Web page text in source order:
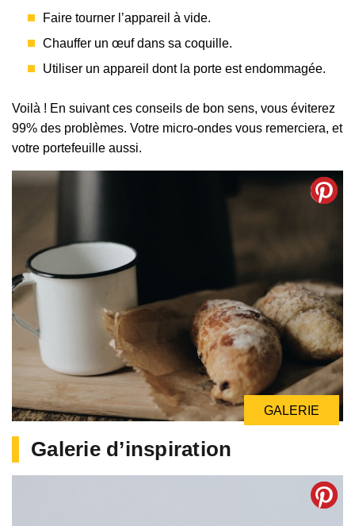
Faire tourner l’appareil à vide.
Chauffer un œuf dans sa coquille.
Utiliser un appareil dont la porte est endommagée.
Voilà ! En suivant ces conseils de bon sens, vous éviterez
99% des problèmes. Votre micro-ondes vous remerciera, et
votre portefeuille aussi.
GALERIE
Galerie d’inspiration